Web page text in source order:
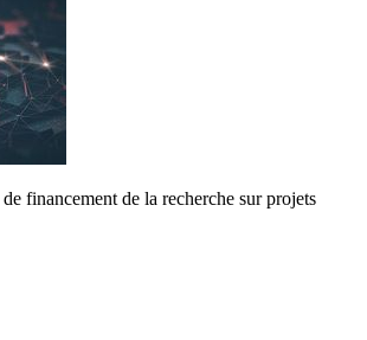
financement de la recherche sur projets